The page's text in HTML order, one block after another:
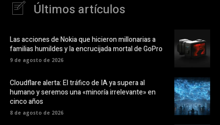
Últimos artículos
Las acciones de Nokia que hicieron millonarias a
familias humildes y la encrucijada mortal de GoPro
9 de agosto de 2026
Cloudflare alerta: El tráfico de IA ya supera al
humano y seremos una «minoría irrelevante» en
cinco años
8 de agosto de 2026